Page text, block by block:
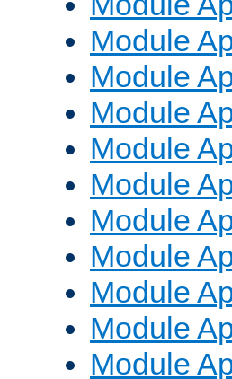
Module
Module
Module
Module
Module
Module
Module
Module
Module
Module